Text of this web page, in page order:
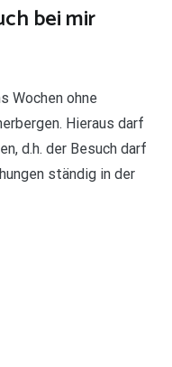
bei mir
Wochen ohne
Hieraus darf
d.h. der Besuch darf
ständig in der